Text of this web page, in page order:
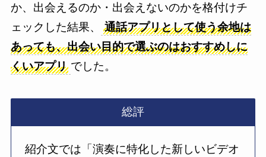
か、出会えるのか・出会えないのかを格付けチ
ェックした結果、
通話アプリとして使う余地は
あっても、出会い目的で選ぶのはおすすめしに
くいアプリ でした。
総評
紹介文では「演奏に特化した新しいビデオ